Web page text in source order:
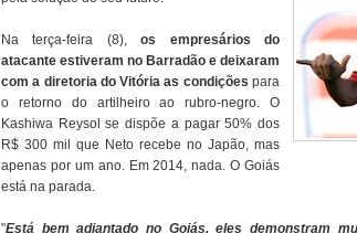
Na terça-feira (8),os empresários do
atacante estiveram no Barradão e deixaram
com a diretoria do Vitória as condições para
o retorno do artilheiro ao rubro-negro. O
Kashiwa Reysol se dispõe a pagar 50% dos
R$ 300 mil que Neto recebe no Japão, mas
apenas por um ano. Em 2014, nada. O Goiás
está na parada.
"Está bem adiantado no Goiás, eles demonstram